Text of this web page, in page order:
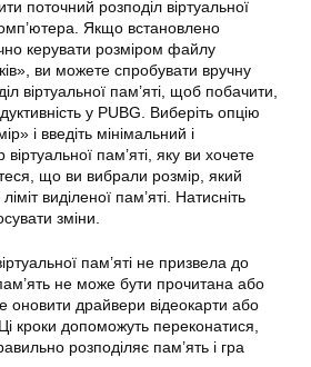
поточний розподіл віртуальної
Якщо встановлено
керувати розміром файлу
ви можете спробувати вручну
віртуальної пам’яті, щоб побачити,
у PUBG. Виберіть опцію
і введіть мінімальний і
пам’яті, яку ви хочете
що ви вибрали розмір, який
виділеної пам’яті. Натисніть
зміни.
пам’яті не призвела до
не може бути прочитана або
оновити драйвери відеокарти або
кроки допоможуть переконатися,
розподіляє пам’ять і гра